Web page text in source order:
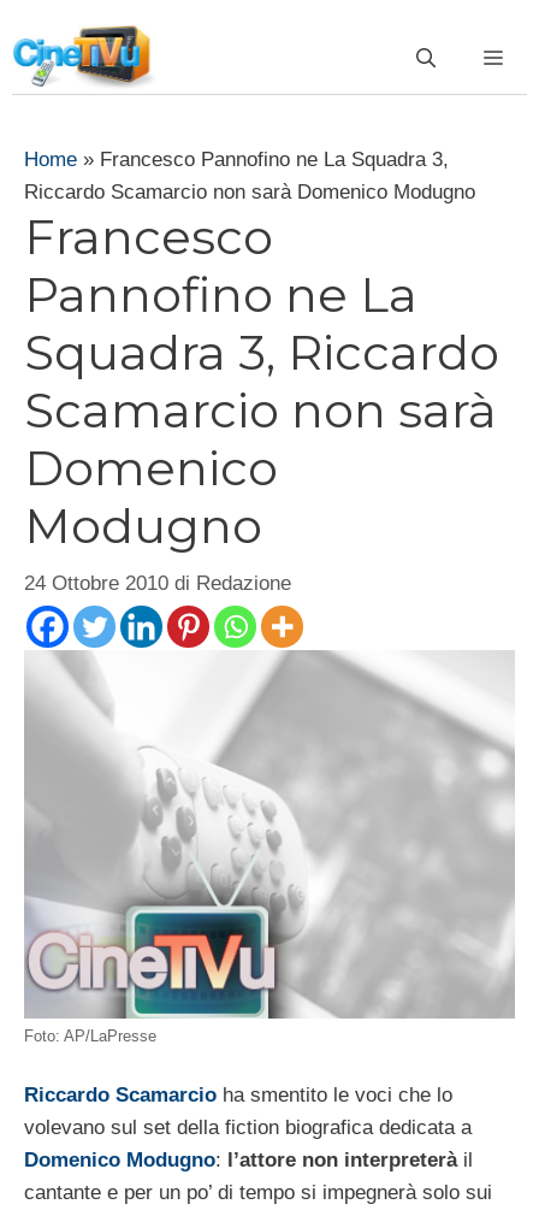
al
contenuto
Home » Francesco Pannofino ne La Squadra 3,
Riccardo Scamarcio non sarà Domenico Modugno
Francesco
Pannofino ne La
Squadra 3, Riccardo
Scamarcio non sarà
Domenico
Modugno
24 Ottobre 2010 di Redazione
Foto: AP/LaPresse
Riccardo Scamarcio ha smentito le voci che lo
volevano sul set della fiction biografica dedicata a
Domenico Modugno: l’attore non interpreteràil
cantante e per un po’ di tempo si impegnerà solo sui